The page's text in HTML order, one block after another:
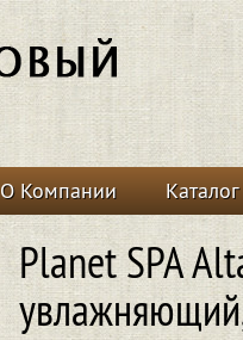
О Компании Каталог
Planet SPA